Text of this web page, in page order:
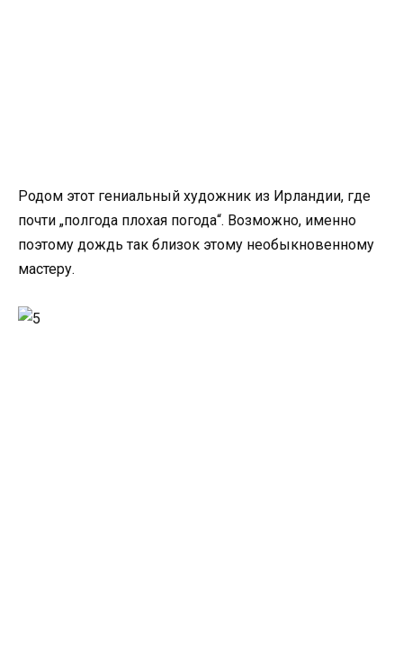
Родом этот гениальный художник из Ирландии, где
почти „полгода плохая погода“. Возможно, именно
поэтому дождь так близок этому необыкновенному
мастеру.